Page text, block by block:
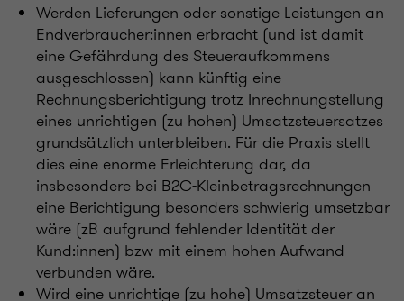
Werden Lieferungen oder sonstige Leistungen an
Endverbraucher:innen erbracht (und ist damit
eine Gefährdung des Steueraufkommens
ausgeschlossen) kann künftig eine
Rechnungsberichtigung trotz Inrechnungstellung
eines unrichtigen (zu hohen) Umsatzsteuersatzes
grundsätzlich unterbleiben. Für die Praxis stellt
dies eine enorme Erleichterung dar, da
insbesondere bei B2C-Kleinbetragsrechnungen
eine Berichtigung besonders schwierig umsetzbar
wäre (zB aufgrund fehlender Identität der
Kund:innen) bzw mit einem hohen Aufwand
verbunden wäre.
Wird eine unrichtige (zu hohe) Umsatzsteuer an